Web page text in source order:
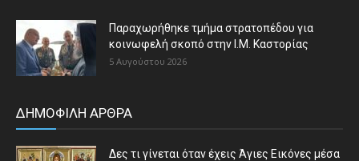
Παραχωρήθηκε τμήμα στρατοπέδου για
κοινωφελή σκοπό στην Ι.Μ. Καστορίας
5 Αυγούστου 2026
ΔΗΜΟΦΙΛΗ ΑΡΘΡΑ
Δες τι γίνεται όταν έχεις Άγιες Εικόνες μέσα